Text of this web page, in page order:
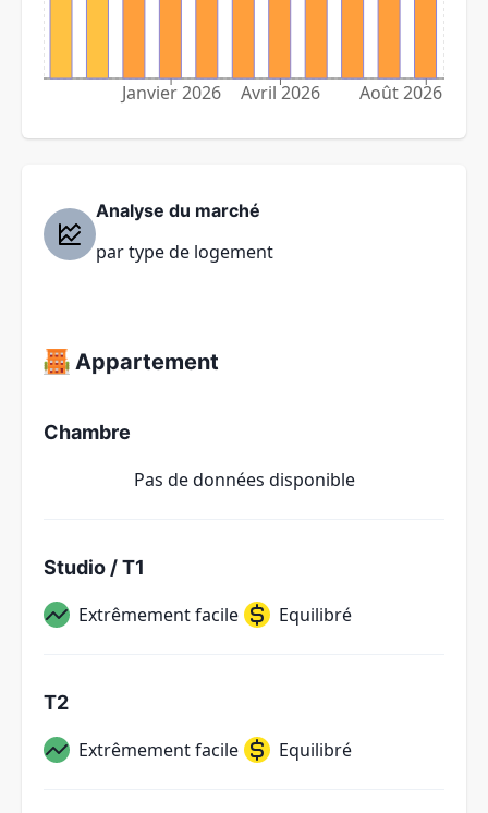
Janvier 2026 Avril 2026 Août 2026
Analyse du marché
par type de logement
Appartement
Chambre
Pas de données disponible
Studio / T1
Extrêmement facile Equilibré
T2
Extrêmement facile Equilibré